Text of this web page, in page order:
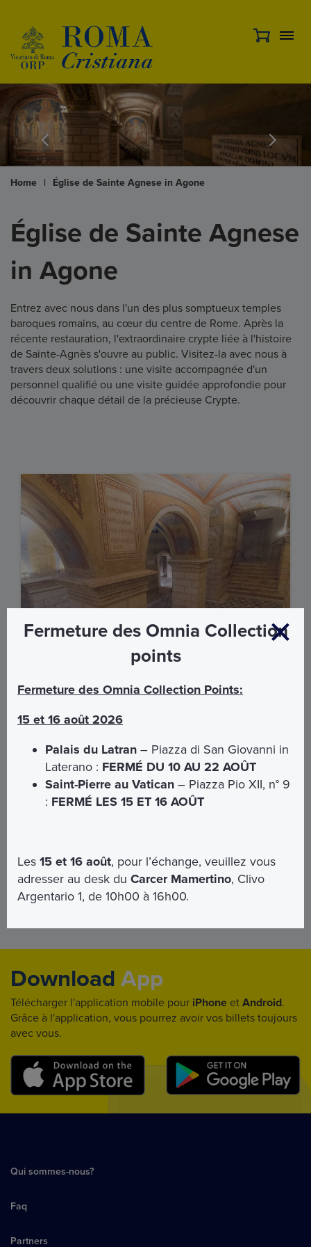
Home | Église de Sainte Agnese in Agone
Église de Sainte Agnese
in Agone
Entrez avec nous dans l'un des plus somptueux temples
baroques romains, au cœur du centre de Rome. Après la
récente restauration, l'extraordinaire crypte liée à l'histoire
de Sainte-Agnès s'ouvre au public. Visitez-la avec nous à
travers deux solutions : une visite accompagnée d'un
personnel qualifié ou une visite guidée approfondie pour
découvrir chaque détail de la précieuse Crypte.
Église de Sainte Agnese in Agone et
Parmi les merveilles architecturales qui parsèment le
panorama romain, il y a un joyau sans pareil, l’Eglise de
Sainte Agnese in Agone.
Ne manquez pas l’occasion de visiter ce joyau caché de
Download App
Télécharger l'application mobile pour iPhone et Android.
Grâce à l'application, vous pourrez avoir vos billets toujours
avec vous.
Qui sommes-nous?
Faq
Partners
Fermeture des Omnia Collection
points
Fermeture des Omnia Collection Points:
15 et 16 août 2026
Palais du Latran – Piazza di San Giovanni in
Laterano : FERMÉ DU 10 AU 22 AOÛT
Saint-Pierre au Vatican – Piazza Pio XII, n° 9
: FERMÉ LES 15 ET 16 AOÛT
Les15 et 16 août, pour l’échange, veuillez vous
adresser au desk duCarcer Mamertino, Clivo
Argentario 1, de 10h00 à 16h00.